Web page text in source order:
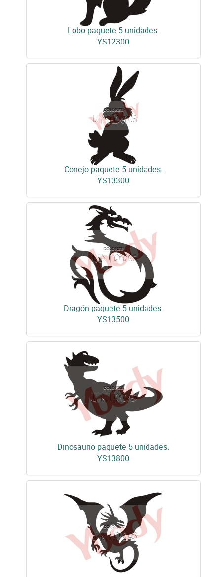
Lobo paquete 5 unidades.
YS12300
Conejo paquete 5 unidades.
YS13300
Dragón paquete 5 unidades.
YS13500
Dinosaurio paquete 5 unidades.
YS13800